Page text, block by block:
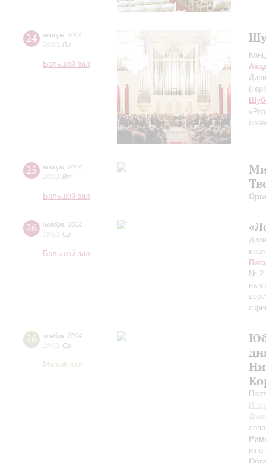
24 ноября 2014
20:00 Пн
Большой зал
25 ноября 2014
20:00 Вт
Большой зал
26 ноября 2014
19:00 Ср
Большой зал
№ 2
на
26 ноября 2014
19:00 Ср
Малый зал
из